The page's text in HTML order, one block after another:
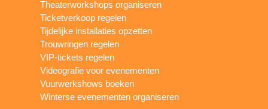
Theaterworkshops organiseren
Ticketverkoop regelen
Tijdelijke installaties opzetten
Trouwringen regelen
VIP-tickets regelen
Videografie voor evenementen
Vuurwerkshows boeken
Winterse evenementen organiseren